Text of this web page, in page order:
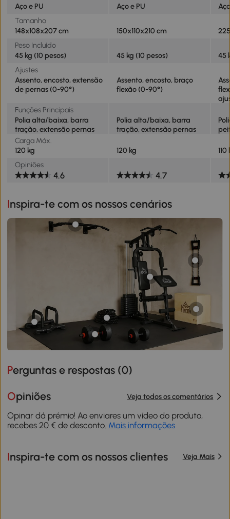
Aço e PU
Aço e PU
Tamanho
148x108x207 cm
150x110x210 cm
Peso Incluído
45 kg (10 pesos)
45 kg (10 pesos)
45
Ajustes
Assento, encosto, extensão
de pernas (0-90°)
Assento, encosto, braço
flexão (0-90°)
Funções Principais
Polia alta/baixa, barra
tração, extensão pernas
Polia alta/baixa, barra
tração, extensão pernas
Carga Máx.
120 kg
120 kg
Opiniões
4.6 4.7
Inspira-te com os nossos cenários
Perguntas e respostas (0)
Opiniões Veja todos os comentários
Opinar dá prémio! Ao enviares um vídeo do produto,
recebes 20 € de desconto. Mais informações
Inspira-te com os nossos clientes Veja Mais